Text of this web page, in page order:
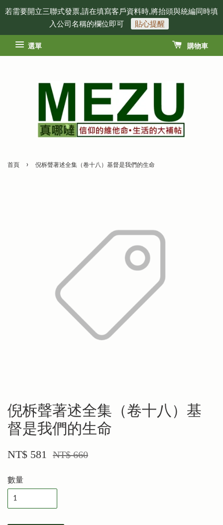
若需要開立三聯式發票,請在填寫客戶資料時,將抬頭與統編同時填
入公司名稱的欄位即可
貼心提醒
選單 購物車
首頁 › 倪柝聲著述全集（卷十八）基督是我們的生命
倪柝聲著述全集（卷十八）基
督是我們的生命
NT$ 581 NT$ 660
數量